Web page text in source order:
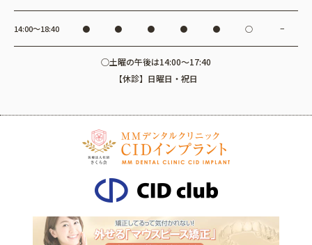
14:00〜18:40 ● ● ● ● ● ○ −
○土曜の午後は14:00～17:40
【休診】日曜日・祝日